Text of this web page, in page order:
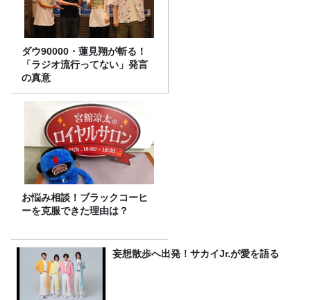
ダウ90000・蓮見翔が斬る！
「ラジオ流行ってない」発言
の真意
お悩み相談！ブラックコーヒ
ーを克服できた理由は？
妄想散歩へ出発！サカイJr.が愛を語る